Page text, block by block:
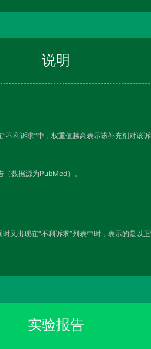
说明
不利诉求”中，权重值越高表示该补充剂对该
数据源为PubMed）。
又出现在“不利诉求”列表中时，表示的是以
实验报告